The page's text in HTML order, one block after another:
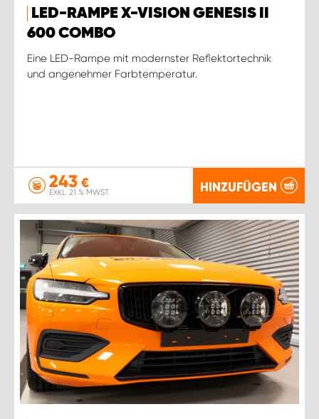
LED-RAMPE X-VISION GENESIS II
600 COMBO
Eine LED-Rampe mit modernster Reflektortechnik
und angenehmer Farbtemperatur.
243 €
EXKL. 21 % MWST. HINZUFÜGEN